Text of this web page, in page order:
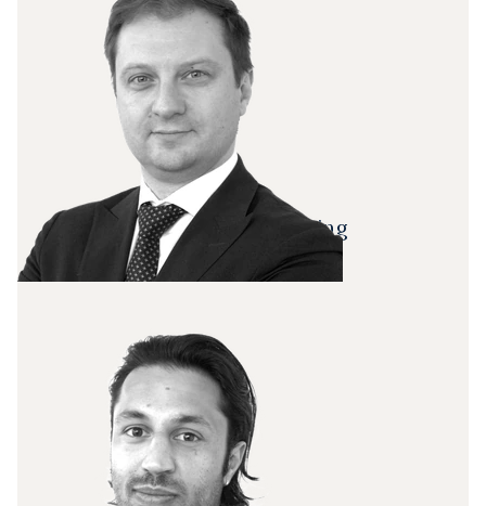
Head of Engineering
Denis Mitiliuc